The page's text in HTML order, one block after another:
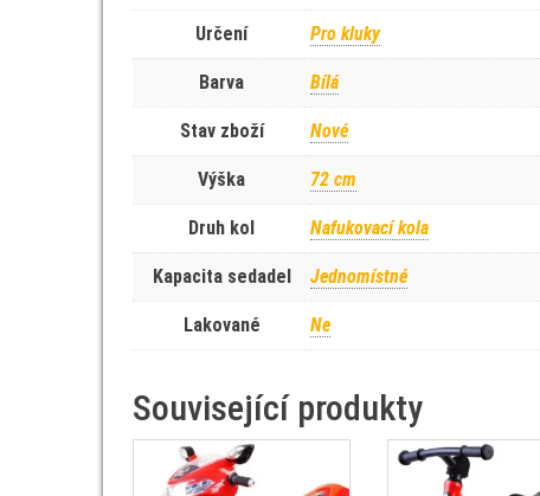
Určení Pro kluky
Barva Bílá
Stav zboží Nové
Výška 72 cm
Druh kol Nafukovací kola
Kapacita sedadel Jednomístné
Lakované Ne
Související produkty